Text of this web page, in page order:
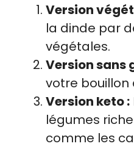
Version
la dinde par
végétales.
Version sans
votre bouillon
Version keto :
légumes
comme les